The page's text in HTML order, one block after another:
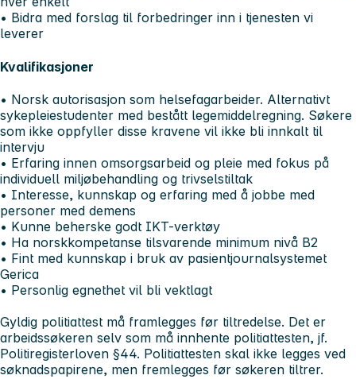
• Bidra med forslag til forbedringer inn i tjenesten vi
leverer
Kvalifikasjoner
• Norsk autorisasjon som helsefagarbeider. Alternativt
sykepleiestudenter med bestått legemiddelregning. Søkere
som ikke oppfyller disse kravene vil ikke bli innkalt til
intervju
• Erfaring innen omsorgsarbeid og pleie med fokus på
individuell miljøbehandling og trivselstiltak
• Interesse, kunnskap og erfaring med å jobbe med
personer med demens
• Kunne beherske godt IKT-verktøy
• Ha norskkompetanse tilsvarende minimum nivå B2
• Fint med kunnskap i bruk av pasientjournalsystemet
Gerica
• Personlig egnethet vil bli vektlagt
Gyldig politiattest må framlegges før tiltredelse. Det er
arbeidssøkeren selv som må innhente politiattesten, jf.
Politiregisterloven §44. Politiattesten skal ikke legges ved
søknadspapirene, men fremlegges før søkeren tiltrer.